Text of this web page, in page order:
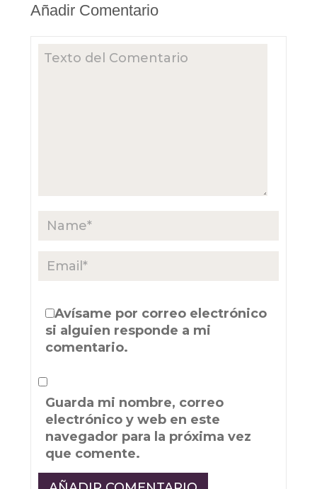
Añadir Comentario
Avísame por correo electrónico
si alguien responde a mi
comentario.
Guarda mi nombre, correo
electrónico y web en este
navegador para la próxima vez
que comente.